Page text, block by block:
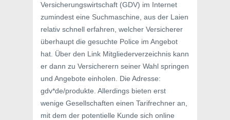
Versicherungswirtschaft (GDV) im Internet
zumindest eine Suchmaschine, aus der Laien
relativ schnell erfahren, welcher Versicherer
überhaupt die gesuchte Police im Angebot
hat. Über den Link Mitgliederverzeichnis kann
er dann zu Versicherern seiner Wahl springen
und Angebote einholen. Die Adresse:
gdv*de/produkte. Allerdings bieten erst
wenige Gesellschaften einen Tarifrechner an,
mit dem der potentielle Kunde sich online